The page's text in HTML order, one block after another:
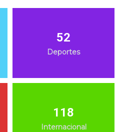
52
Deportes
118
Internacional